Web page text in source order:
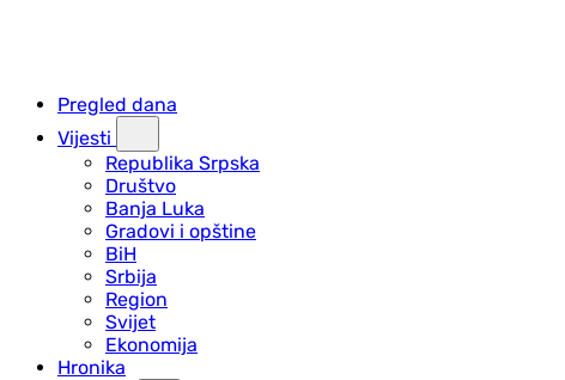
Pregled dana
Vijesti
Republika Srpska
Društvo
Banja Luka
Gradovi i opštine
BiH
Srbija
Region
Svijet
Ekonomija
Hronika